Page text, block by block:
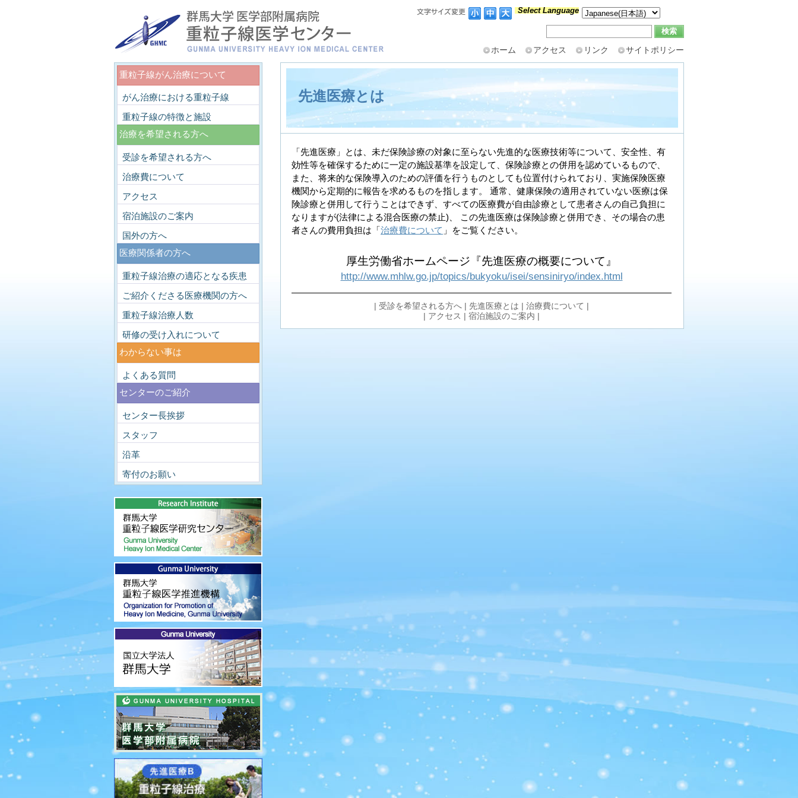
Select Language
ホーム アクセス リンク サイトポリシー
先進医療とは
「先進医療」とは、未だ保険診療の対象に至らない先進的な医療技術等について、安全性、有
効性等を確保するために一定の施設基準を設定して、保険診療との併用を認めているもので、
また、将来的な保険導入のための評価を行うものとしても位置付けられており、実施保険医療
機関から定期的に報告を求めるものを指します。 通常、健康保険の適用されていない医療は保
険診療と併用して行うことはできず、すべての医療費が自由診療として患者さんの自己負担に
なりますが(法律による混合医療の禁止)、 この先進医療は保険診療と併用でき、その場合の患
者さんの費用負担は「治療費について 」をご覧ください。
厚生労働省ホームページ『先進医療の概要について』
http://www.mhlw.go.jp/topics/bukyoku/isei/sensiniryo/index.html
| 受診を希望される方へ | 先進医療とは | 治療費について |
| アクセス | 宿泊施設のご案内 |
重粒子線がん治療について
がん治療における重粒子線
重粒子線の特徴と施設
治療を希望される方へ
受診を希望される方へ
治療費について
アクセス
宿泊施設のご案内
国外の方へ
医療関係者の方へ
重粒子線治療の適応となる疾患
ご紹介くださる医療機関の方へ
重粒子線治療人数
研修の受け入れについて
わからない事は
よくある質問
センターのご紹介
センター長挨拶
スタッフ
沿革
寄付のお願い